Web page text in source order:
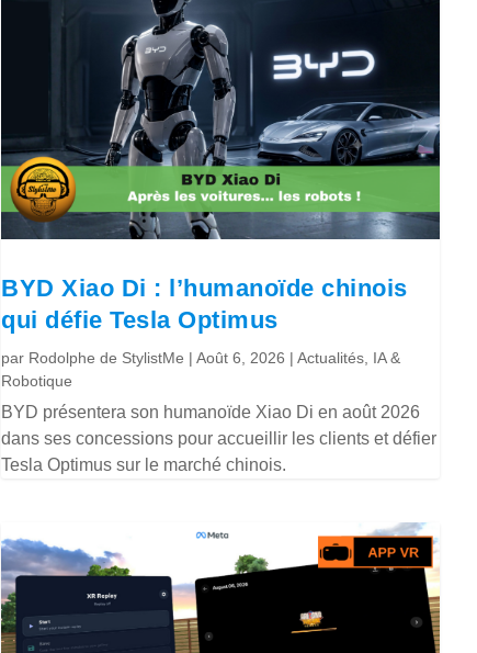
BYD Xiao Di : l’humanoïde chinois
qui défie Tesla Optimus
par Rodolphe de StylistMe |Août 6, 2026 |Actualités IA &
Robotique
BYD présentera son humanoïde Xiao Di en août 2026
dans ses concessions pour accueillir les clients et défier
Tesla Optimus sur le marché chinois.